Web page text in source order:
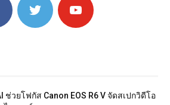
ช่วยโฟกัส Canon EOS R6 V จัดสเปกวิดีโอ